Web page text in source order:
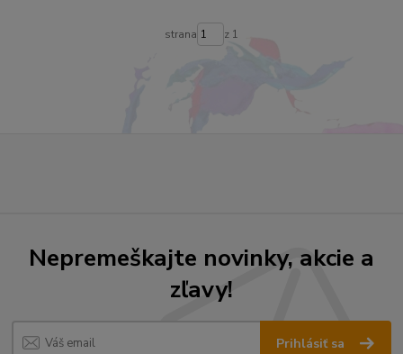
strana z 1
Nepremeškajte novinky, akcie a
zľavy!
Prihlásiť sa